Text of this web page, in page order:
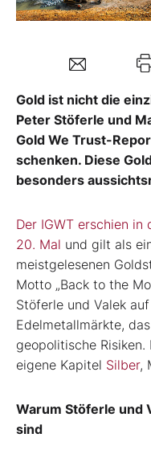
Folgen Sie uns
Kontakt
Gold ist nicht die
Peter Stöferle und
Gold We Trust-
schenken. Diese
besonders
Der IGWT erschien in
20. Mal und gilt als
meistgelesenen
Motto „Back to the
Stöferle und Valek
Edelmetallmärkte,
geopolitische Risiken.
eigene Kapitel Silber,
Warum Stöferle und
sind